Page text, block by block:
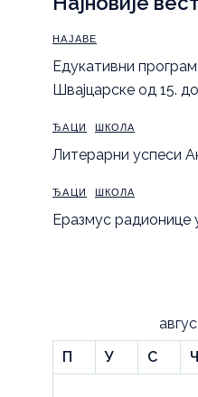
НАЈАВЕ
Eдукативни
Швајцарске од 15.
ЂАЦИ ШКОЛА
Литерарни успеси
ЂАЦИ ШКОЛА
Еразмус радионице
П
У С Ч